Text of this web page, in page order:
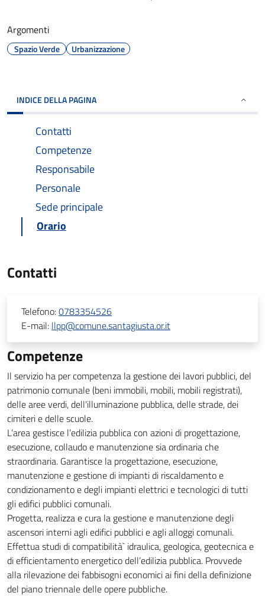
Argomenti
Spazio Verde Urbanizzazione
INDICE DELLA PAGINA
Contatti
Competenze
Responsabile
Personale
Sede principale
Orario
Contatti
Telefono:0783354526
E-mail: llpp@comune.santagiusta.or.it
Competenze
Il servizio ha per competenza la gestione dei lavori pubblici, del
patrimonio comunale (beni immobili, mobili, mobili registrati),
delle aree verdi, dell'illuminazione pubblica, delle strade, dei
cimiteri e delle scuole.
L’area gestisce l’edilizia pubblica con azioni di progettazione,
esecuzione, collaudo e manutenzione sia ordinaria che
straordinaria. Garantisce la progettazione, esecuzione,
manutenzione e gestione di impianti di riscaldamento e
condizionamento e degli impianti elettrici e tecnologici di tutti
gli edifici pubblici comunali.
Progetta, realizza e cura la gestione e manutenzione degli
ascensori interni agli edifici pubblici e agli alloggi comunali.
Effettua studi di compatibilità` idraulica, geologica, geotecnica e
di efficientamento energetico dell’edilizia pubblica. Provvede
alla rilevazione dei fabbisogni economici ai fini della definizione
del piano triennale delle opere pubbliche.